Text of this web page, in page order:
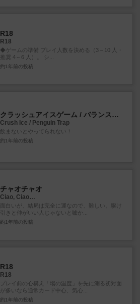
R18
R18
◆ゲームの準備 プレイ人数を決める（3～10 人・
推奨 4～6 人）。 シ...
約1年前 の投稿
クラッシュアイスゲーム / バランスアイスキューブ / ペンギントラップ
Crush Ice / Penguin Trap
飲まないとやってられない！
約1年前 の投稿
チャオチャオ
Ciao, Ciao…
面白いが、結局は完全に運なので、難しい。駆け
引きと仲がいい人じゃないと嘘か...
約1年前 の投稿
R18
R18
プレイ前の心構え「場の温度」を先に測る初対面
が多いなら通常カード中心、気心...
約1年前 の投稿